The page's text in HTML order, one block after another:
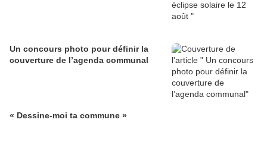
Un concours photo pour définir la
couverture de l’agenda communal
« Dessine-moi ta commune »